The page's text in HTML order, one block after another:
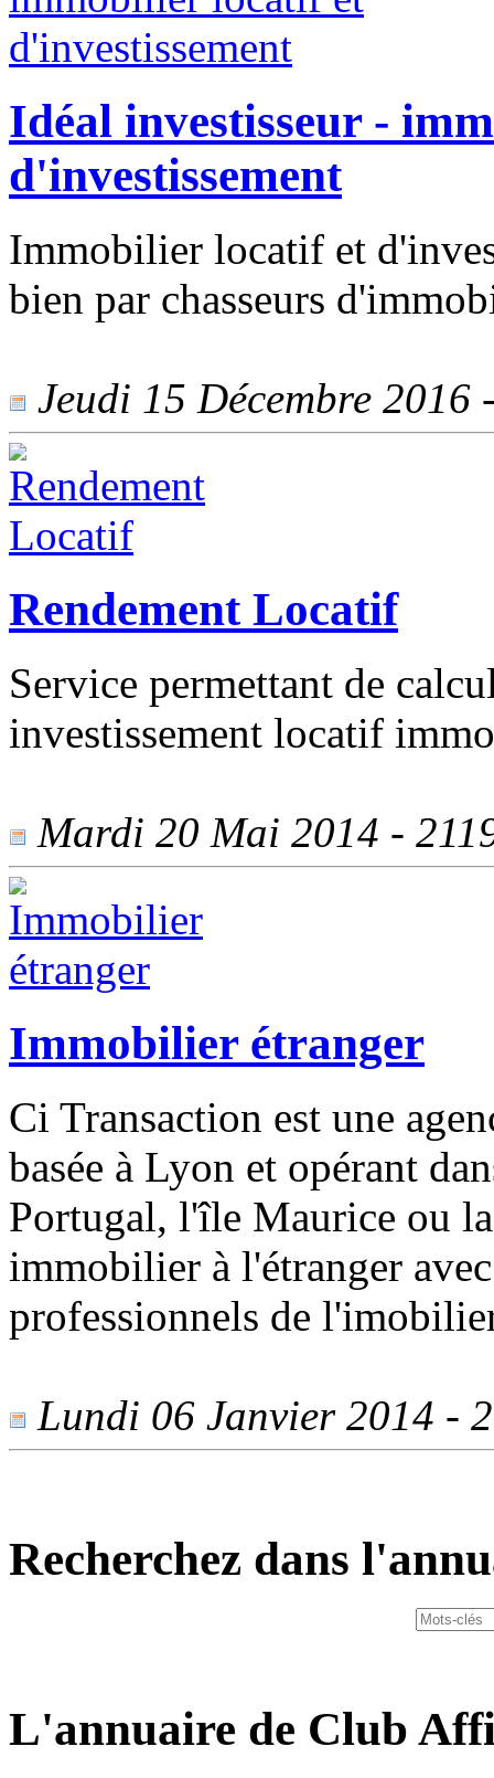
Idéal investisseur -
d'investissement
Immobilier locatif et
bien par chasseurs
Jeudi 15 Décembre 2016
Rendement Locatif
Service permettant de
investissement locatif
Mardi 20 Mai 2014 -
Immobilier étranger
Ci Transaction est une
basée à Lyon et opérant
Portugal, l'île Maurice ou
immobilier à l'étranger
professionnels de
Lundi 06 Janvier 2014 -
Recherchez dans
L'annuaire de Club